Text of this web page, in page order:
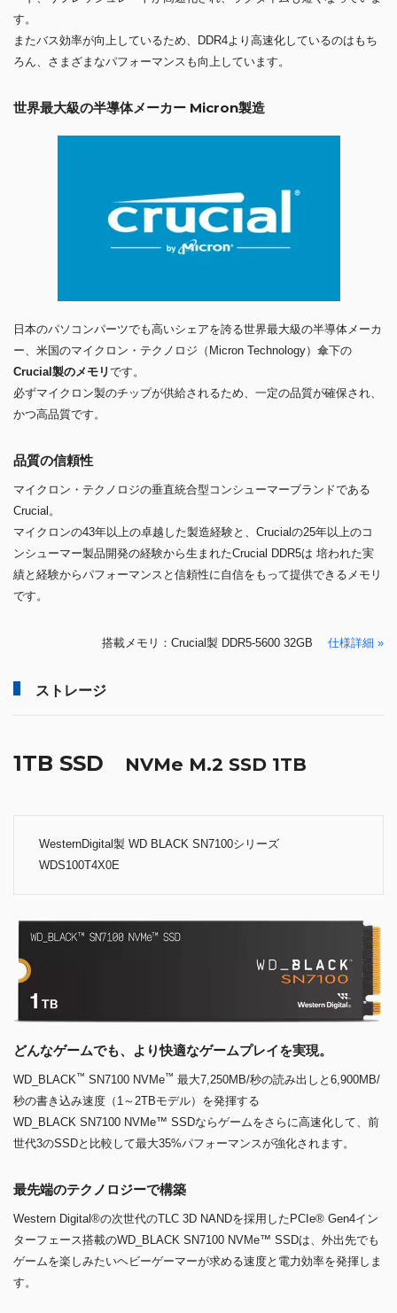
す。
またバス効率が向上しているため、DDR4より高速化しているのはもち
ろん、さまざまなパフォーマンスも向上しています。
世界最大級の半導体メーカー Micron製造
日本のパソコンパーツでも高いシェアを誇る世界最大級の半導体メーカ
ー、米国のマイクロン・テクノロジ（Micron Technology）傘下の
Crucial製のメモリです。
必ずマイクロン製のチップが供給されるため、一定の品質が確保され、
かつ高品質です。
品質の信頼性
マイクロン・テクノロジの垂直統合型コンシューマーブランドである
Crucial。
マイクロンの43年以上の卓越した製造経験と、Crucialの25年以上のコ
ンシューマー製品開発の経験から生まれたCrucial DDR5は 培われた実
績と経験からパフォーマンスと信頼性に自信をもって提供できるメモリ
です。
搭載メモリ：Crucial製 DDR5-5600 32GB 仕様詳細 »
ストレージ
1TB SSD NVMe M.2 SSD 1TB
WesternDigital製 WD BLACK SN7100シリーズ
WDS100T4X0E
どんなゲームでも、より快適なゲームプレイを実現。
WD_BLACK™ SN7100 NVMe™ 最大7,250MB/秒の読み出しと6,900MB/
秒の書き込み速度（1～2TBモデル）を発揮する
WD_BLACK SN7100 NVMe™ SSDならゲームをさらに高速化して、前
世代3のSSDと比較して最大35%パフォーマンスが強化されます。
最先端のテクノロジーで構築
Western Digital®の次世代のTLC 3D NANDを採用したPCIe® Gen4イン
ターフェース搭載のWD_BLACK SN7100 NVMe™ SSDは、外出先でも
ゲームを楽しみたいヘビーゲーマーが求める速度と電力効率を発揮しま
す。